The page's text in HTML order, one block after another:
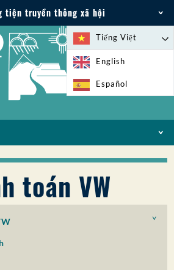
tiện truyền thông xã hội
môi trường: 505-827-
Tiếng Việt
English
Español
toán VW